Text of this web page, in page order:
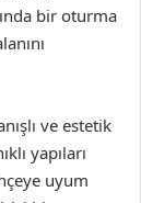
bir oturma
ve estetik
yapıları
uyum